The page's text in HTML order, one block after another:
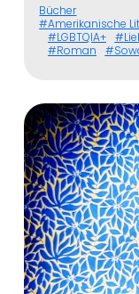
Bücher
Amerikanische
LGBTQIA+
Roman